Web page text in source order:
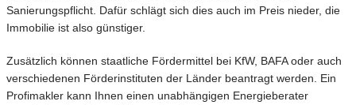
Sanierungspflicht. Dafür schlägt sich dies auch im Preis nieder, die
Immobilie ist also günstiger.
Zusätzlich können staatliche Fördermittel bei KfW, BAFA oder auch
verschiedenen Förderinstituten der Länder beantragt werden. Ein
Profimakler kann Ihnen einen unabhängigen Energieberater